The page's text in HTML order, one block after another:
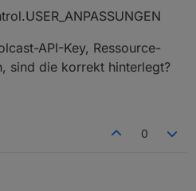
API-Key, Ressource-
sind die korrekt hinterlegt?
0